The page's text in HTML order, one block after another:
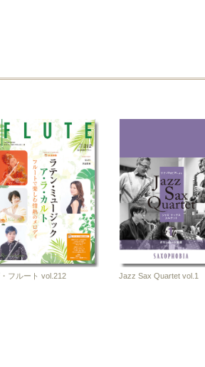
フルート vol.212 Jazz Sax Quartet vol.1